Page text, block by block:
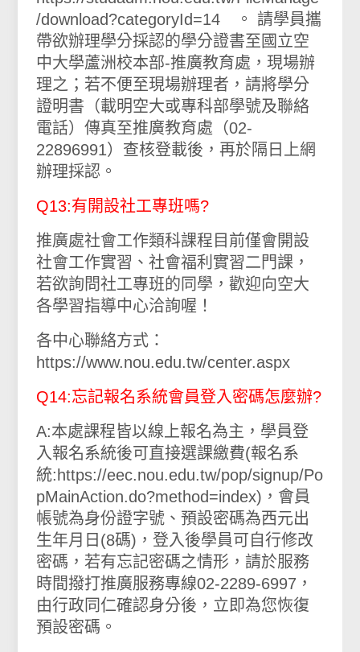
/download?categoryId=14 。 請學員攜
帶欲辦理學分採認的學分證書至國立空
中大學蘆洲校本部-推廣教育處，現場辦
理之；若不便至現場辦理者，請將學分
證明書（載明空大或專科部學號及聯絡
電話）傳真至推廣教育處（02-
22896991）查核登載後，再於隔日上網
辦理採認。
Q13:有開設社工專班嗎?
推廣處社會工作類科課程目前僅會開設
社會工作實習、社會福利實習二門課，
若欲詢問社工專班的同學，歡迎向空大
各學習指導中心洽詢喔！
各中心聯絡方式：
https://www.nou.edu.tw/center.aspx
Q14:忘記報名系統會員登入密碼怎麼辦?
A:本處課程皆以線上報名為主，學員登
入報名系統後可直接選課繳費(報名系
統:https://eec.nou.edu.tw/pop/signup/Po
pMainAction.do?method=index)，會員
帳號為身份證字號、預設密碼為西元出
生年月日(8碼)，登入後學員可自行修改
密碼，若有忘記密碼之情形，請於服務
時間撥打推廣服務專線02-2289-6997，
由行政同仁確認身分後，立即為您恢復
預設密碼。